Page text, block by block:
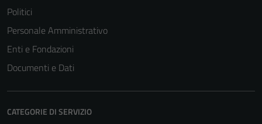
Politici
Personale Amministrativo
Enti e Fondazioni
Documenti e Dati
CATEGORIE DI SERVIZIO